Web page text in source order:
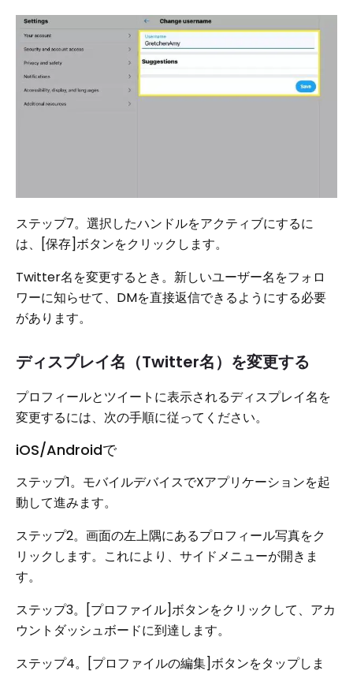
ステップ7。選択したハンドルをアクティブにするに
は、[保存]ボタンをクリックします。
Twitter名を変更するとき。新しいユーザー名をフォロ
ワーに知らせて、DMを直接返信できるようにする必要
があります。
ディスプレイ名（Twitter名）を変更する
プロフィールとツイートに表示されるディスプレイ名を
変更するには、次の手順に従ってください。
iOS/Androidで
ステップ1。モバイルデバイスでXアプリケーションを起
動して進みます。
ステップ2。画面の左上隅にあるプロフィール写真をク
リックします。これにより、サイドメニューが開きま
す。
ステップ3。[プロファイル]ボタンをクリックして、アカ
ウントダッシュボードに到達します。
ステップ4。[プロファイルの編集]ボタンをタップしま